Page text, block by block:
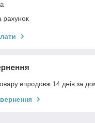
рахунок
впродовж 14 днів за